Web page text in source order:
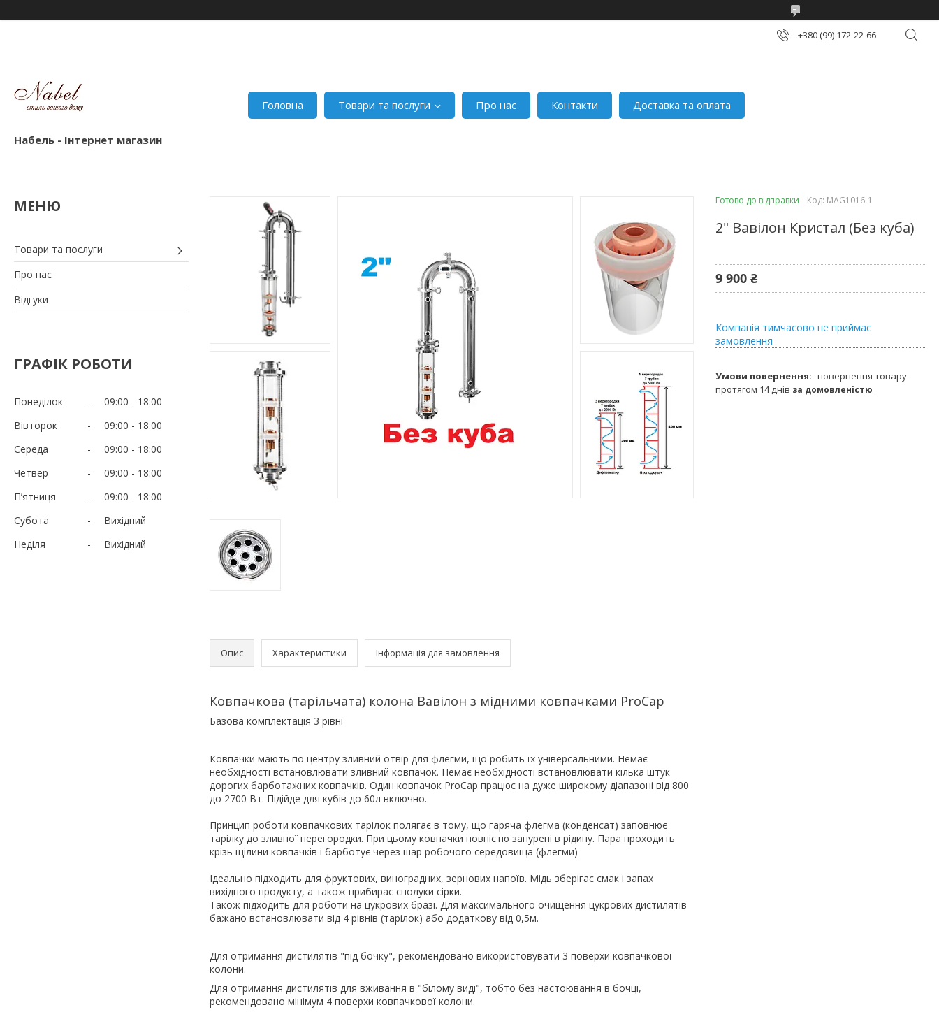
+380 (99) 172-22-66
Набель - Інтернет магазин
Головна Товари та послуги Про нас Контакти Доставка та оплата
Товари та послуги
Про нас
Відгуки
ГРАФІК РОБОТИ
Понеділок 09:00
18:00
Вівторок
09:00
18:00
Середа
09:00
18:00
Четвер
09:00
18:00
Пʼятниця
09:00
18:00
Субота
Вихідний
Неділя
Вихідний
Опис Характеристики Інформація для замовлення
Ковпачкова (тарільчата) колона Вавілон з мідними ковпачками ProCap
Базова комплектація 3 рівні
Ковпачки мають по центру зливний отвір для флегми, що робить їх універсальними. Немає
необхідності встановлювати зливний ковпачок. Немає необхідності встановлювати кілька штук
дорогих барботажних ковпачків. Один ковпачок ProCap працює на дуже широкому діапазоні від 800
до 2700 Вт. Підійде для кубів до 60л включно.
Принцип роботи ковпачкових тарілок полягає в тому, що гаряча флегма (конденсат) заповнює
тарілку до зливної перегородки. При цьому ковпачки повністю занурені в рідину. Пара проходить
крізь щілини ковпачків і барботує через шар робочого середовища (флегми)
Ідеально підходить для фруктових, виноградних, зернових напоїв. Мідь зберігає смак і запах
вихідного продукту, а також прибирає сполуки сірки.
Також підходить для роботи на цукрових бразі. Для максимального очищення цукрових дистилятів
бажано встановлювати від 4 рівнів (тарілок) або додаткову від 0,5м.
Для отримання дистилятів "під бочку", рекомендовано використовувати 3 поверхи ковпачкової
колони.
Для отримання дистилятів для вживання в "білому виді", тобто без настоювання в бочці,
рекомендовано мінімум 4 поверхи ковпачкової колони.
Готово до відправки Код: MAG1016-1
2" Вавілон Кристал (Без куба)
9 900 ₴
Компанія тимчасово не приймає
замовлення
повернення товару
протягом 14 днів за домовленістю